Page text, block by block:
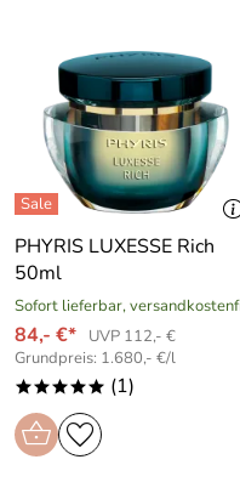
PHYRIS LUXESSE Rich
50ml
Sofort lieferbar,
84,- €*
UVP 112,- €
Grundpreis: 1.680,- €/l
***** (1)